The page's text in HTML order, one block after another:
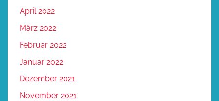
April 2022
März 2022
Februar 2022
Januar 2022
Dezember 2021
November 2021